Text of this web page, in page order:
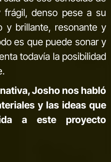
frágil, denso pese a su
y brillante, resonante y
es que puede sonar y
todavía la posibilidad
Josho nos habló
y las ideas que
a este proyecto